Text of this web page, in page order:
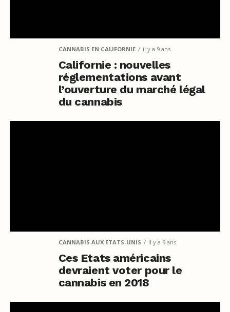
CANNABIS EN CALIFORNIE il y a 9 ans
Californie : nouvelles
réglementations avant
l’ouverture du marché légal
du cannabis
CANNABIS AUX ETATS-UNIS il y a 9 ans
Ces Etats américains
devraient voter pour le
cannabis en 2018